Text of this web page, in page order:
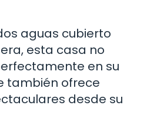
aguas cubierto
esta casa no
en su
también ofrece
desde su